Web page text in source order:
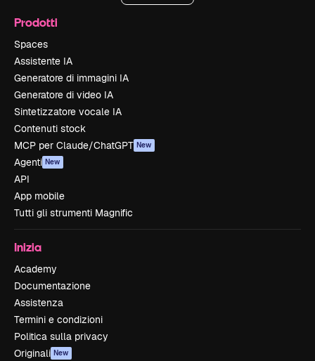
Prodotti
Spaces
Assistente IA
Generatore di immagini IA
Generatore di video IA
Sintetizzatore vocale IA
Contenuti stock
MCP per Claude/ChatGPT New
Agenti New
API
App mobile
Tutti gli strumenti Magnific
Inizia
Academy
Documentazione
Assistenza
Termini e condizioni
Politica sulla privacy
Originali New